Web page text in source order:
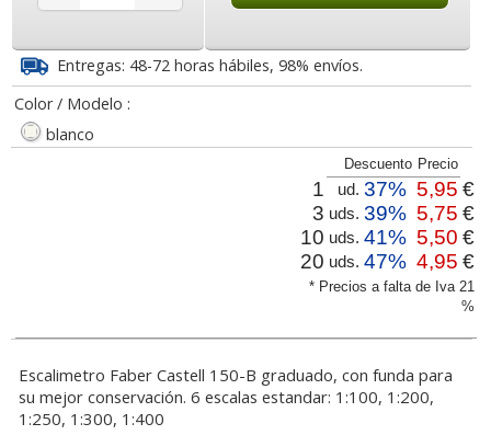
Entregas: 48-72 horas hábiles, 98% envíos.
Color / Modelo :
blanco
* Precios a falta de Iva 21
%
Descuento Precio
1 ud. 37% 5,95 €
3 uds. 39% 5,75 €
10 uds. 41% 5,50 €
20 uds. 47% 4,95 €
Escalimetro Faber Castell 150-B graduado, con funda para
su mejor conservación. 6 escalas estandar: 1:100, 1:200,
1:250, 1:300, 1:400